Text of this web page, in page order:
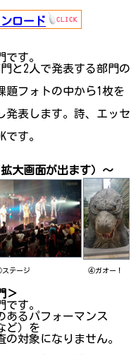
ロード
す。
2人で発表する部門の
フォトの中から1枚を
表します。詩、エッセ
す。
大画面が出ます）～
テージ ④ガオー！
＞
す。
るパフォーマンス
ど）を
象になりません。